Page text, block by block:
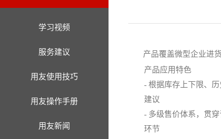
学习视频
服务建议
用友使用技巧
用友操作手册
用友新闻
产品覆盖微型企业进
产品应用特色
- 根据库存上下限、
建议
- 多级售价体系，贯
环节